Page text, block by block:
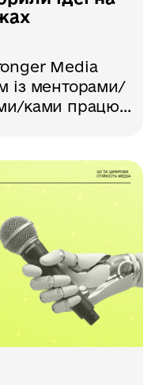
Media
із менторами/
ками працю...